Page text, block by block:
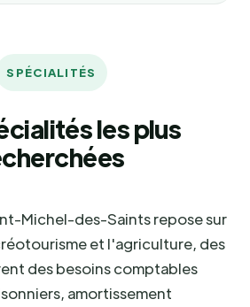
SPÉCIALITÉS
les plus
Michel-des-Saints repose sur
et l'agriculture, des
des besoins comptables
amortissement